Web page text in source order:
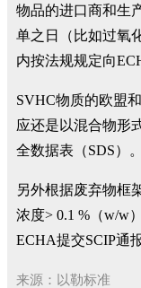
物品的进口商和生
单之日（比如过氧
内按法规规定向
SVHC物质的欧盟
应还是以混合物形
全数据表（SDS）。
另外根据废弃物框
浓度> 0.1 %（w/w
ECHA提交SCIP通报
来源：以勒标准